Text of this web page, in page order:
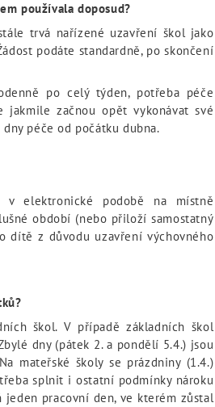
používala doposud?
trvá nařízené uzavření škol jako
podáte standardně, po skončení
po celý týden, potřeba péče
začnou opět vykonávat své
péče od počátku dubna.
v elektronické podobě na místně
období (nebo přiloží samostatný
dítě z důvodu uzavření výchovného
škol. V případě základních škol
dny (pátek 2. a pondělí 5.4.) jsou
mateřské školy se prázdniny (1.4.)
splnit i ostatní podmínky nároku
jeden pracovní den, ve kterém zůstal